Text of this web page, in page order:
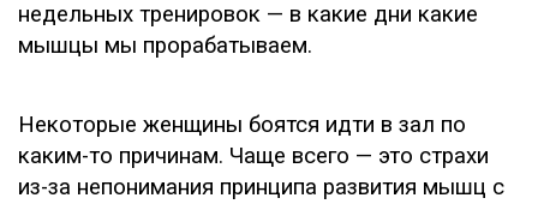
недельных тренировок — в какие дни какие
мышцы мы прорабатываем.
Некоторые женщины боятся идти в зал по
каким-то причинам. Чаще всего — это страхи
из-за непонимания принципа развития мышц с